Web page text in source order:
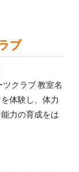
ブ
クラブ 教室名
体験し、体力
力の育成をは